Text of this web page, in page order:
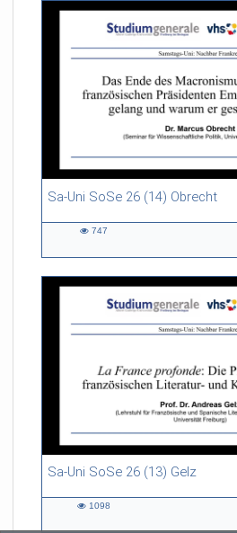
Sa-Uni SoSe 26 (14) Obrecht
46:53 duration
747
Sa-Uni SoSe 26 (13) Gelz
55:13 duration
1098